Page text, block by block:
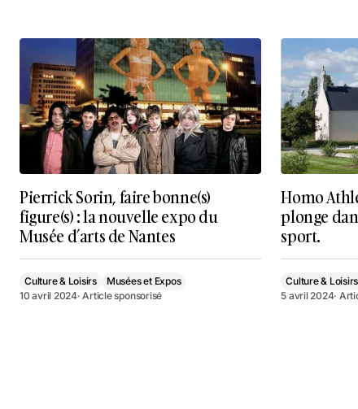
Pierrick Sorin, faire bonne(s)
figure(s) : la nouvelle expo du
Musée d’arts de Nantes
Culture & Loisirs
Musées et Expos
10 avril 2024· Article sponsorisé
Homo
plonge
sport.
Culture & Loisirs
5 avril 2024·